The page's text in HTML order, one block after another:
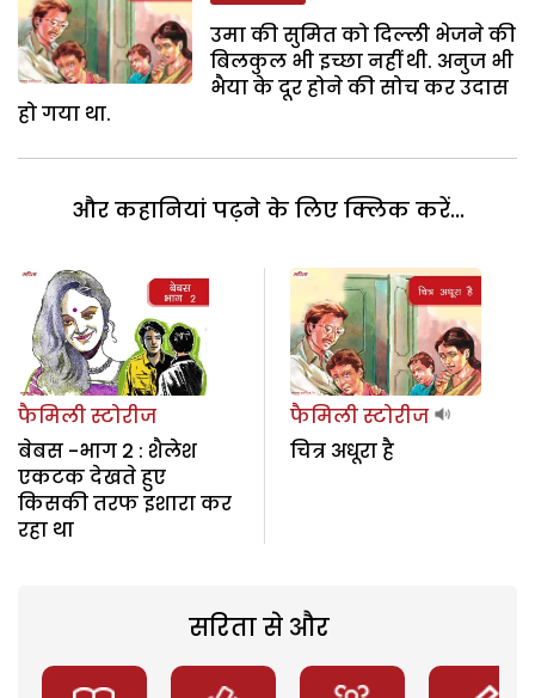
उमा की सुमित को दिल्ली भेजने की
बिलकुल भी इच्छा नहीं थी. अनुज भी
भैया के दूर होने की सोच कर उदास
हो गया था.
और कहानियां पढ़ने के लिए क्लिक करें...
फैमिली स्टोरीज
बेबस -भाग 2 : शैलेश
एकटक देखते हुए
किसकी तरफ इशारा कर
रहा था
फैमिली स्टोरीज
चित्र अधूरा है
सरिता से और